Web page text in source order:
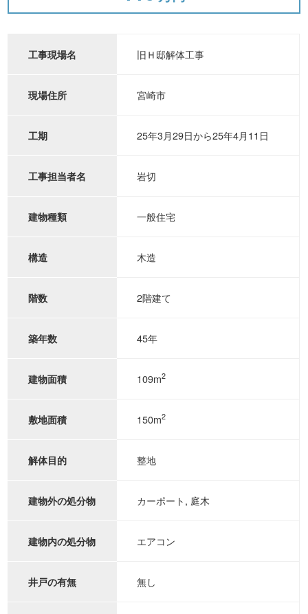
工事現場名 旧Ｈ邸解体工事
現場住所 宮崎市
工期 25年3月29日から25年4月11日
工事担当者名 岩切
建物種類 一般住宅
構造 木造
階数 2階建て
築年数 45年
建物面積 109m2
敷地面積 150m2
解体目的 整地
建物外の処分物 カーポート, 庭木
建物内の処分物 エアコン
井戸の有無 無し